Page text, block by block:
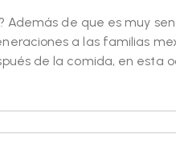
de que es muy
a las familias
de la comida, en esta